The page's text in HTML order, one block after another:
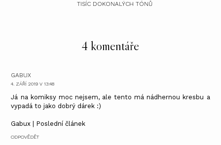
TISÍC DOKONALÝCH TÓNŮ
4 komentáře
GABUX
4. ZÁŘÍ 2019 V 13:48
Já na komiksy moc nejsem, ale tento má nádhernou kresbu a
vypadá to jako dobrý dárek :)
Gabux Poslední článek
ODPOVĚDĚT